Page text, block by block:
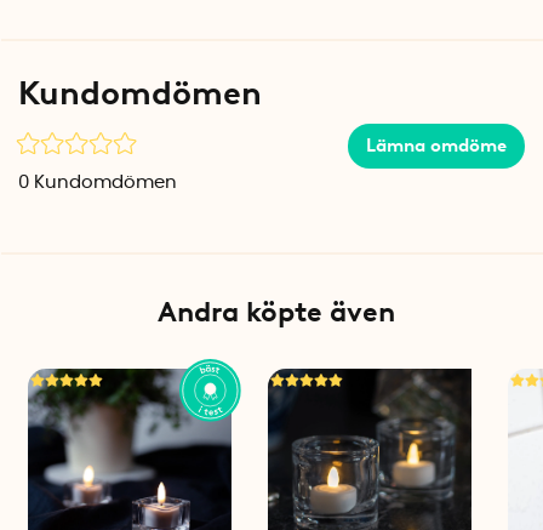
genom att komplettera med fler storlekar. Det transparenta
innehållet.
Specifikationer
Färg: Klar med mörkgrått halkskydd
Kundomdömen
Lämna omdöme
0 Kundomdömen
Andra köpte även